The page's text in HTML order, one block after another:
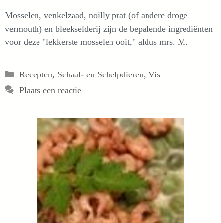
Mosselen, venkelzaad, noilly prat (of andere droge
vermouth) en bleekselderij zijn de bepalende ingrediënten
voor deze "lekkerste mosselen ooit," aldus mrs. M.
Categorieën
Recepten, Schaal- en Schelpdieren, Vis
Plaats een reactie